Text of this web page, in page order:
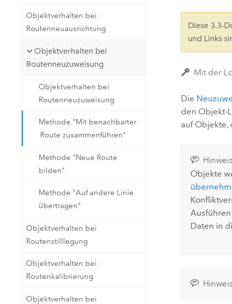
Developer-Technologie
Erstellen Sie Anwendungen für
räumliche Analyse
Alle Produkte
Objektverhalten bei
Routenneuausrichtung
Objektverhalten bei
Routenneuzuweisung
Objektverhalten bei
Routenneuzuweisung
Methode "Mit benachbarter
Route zusammenführen"
Methode "Neue Route
bilden"
Methode "Auf andere Linie
übertragen"
Objektverhalten bei
Routenstilllegung
Objektverhalten bei
Routenkalibrierung
Objektverhalten bei
Diese 3.3-
und Links
Mit der
Die
den Objekt-
auf Objekte,
Objekte
Daten in